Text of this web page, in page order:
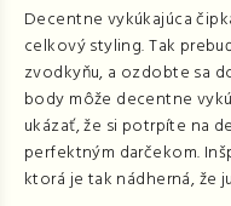
Decentne vykúkajúca
celkový styling. Tak
zvodkyňu, a ozdobte sa
body môže decentne
ukázať, že si potrpíte na
perfektným darčekom.
ktorá je tak nádherná, že